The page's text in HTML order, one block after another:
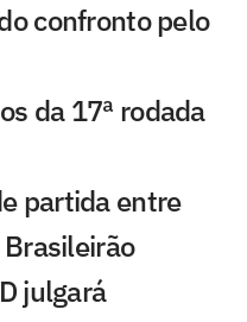
confronto pelo
da 17ª rodada
partida entre
julgará